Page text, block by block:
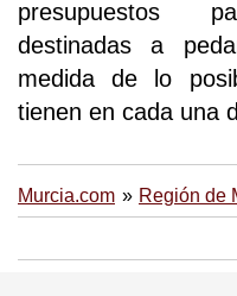
presupuestos
destinadas a
medida de lo
tienen en cada una
Murcia.com Región de